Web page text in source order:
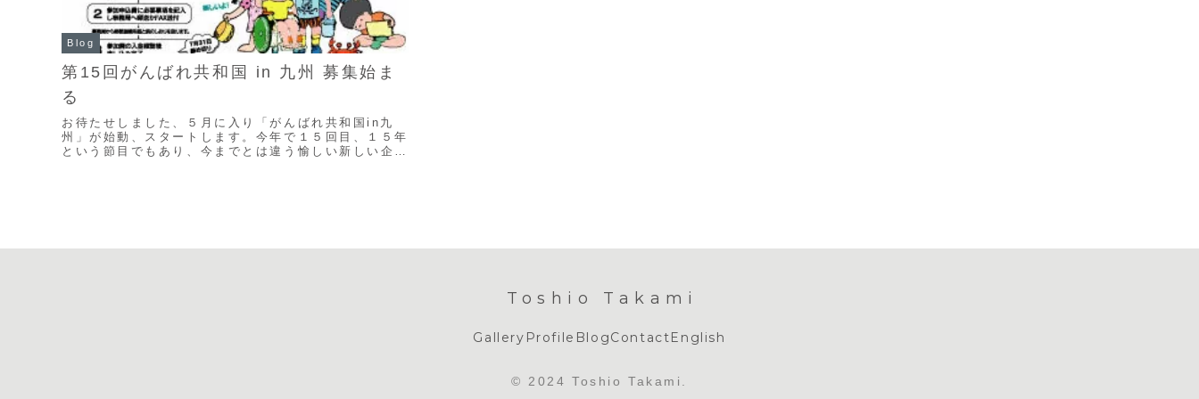
Blog
第15回がんばれ共和国 in 九州 募集始ま
る
お待たせしました、５月に入り「がんばれ共和国in九
州」が始動、スタートします。今年で１５回目、１５年
という節目でもあり、今までとは違う愉しい新しい企画
Toshio Takami
Gallery Profile BlogContactEnglish
© 2024 Toshio Takami.